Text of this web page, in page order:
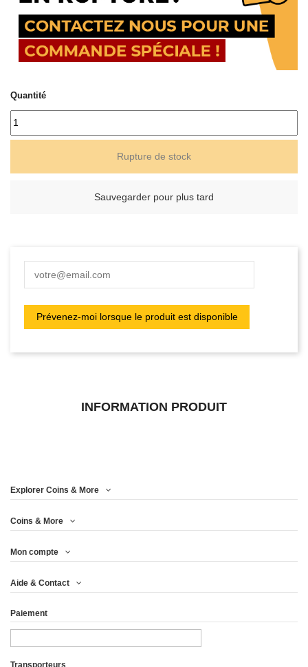
Quantité
Rupture de stock
Sauvegarder pour plus tard
INFORMATION PRODUIT
Explorer Coins & More
Coins & More
Mon compte
Aide & Contact
Paiement
Transporteurs